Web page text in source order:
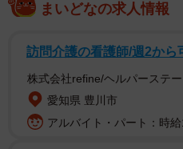
まいどなの求人情報
訪問介護の看護師/週2から
株式会社refine/ヘルパーステ
愛知県 豊川市
アルバイト・パート：時